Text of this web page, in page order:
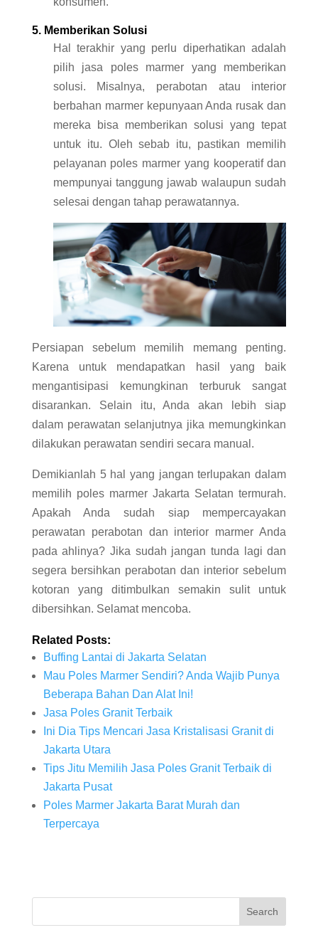
5. Memberikan Solusi
Hal terakhir yang perlu diperhatikan adalah
pilih jasa poles marmer yang memberikan
solusi. Misalnya, perabotan atau interior
berbahan marmer kepunyaan Anda rusak dan
mereka bisa memberikan solusi yang tepat
untuk itu. Oleh sebab itu, pastikan memilih
pelayanan poles marmer yang kooperatif dan
mempunyai tanggung jawab walaupun sudah
selesai dengan tahap perawatannya.
Persiapan sebelum memilih memang penting.
Karena untuk mendapatkan hasil yang baik
mengantisipasi kemungkinan terburuk sangat
disarankan. Selain itu, Anda akan lebih siap
dalam perawatan selanjutnya jika memungkinkan
dilakukan perawatan sendiri secara manual.
Demikianlah 5 hal yang jangan terlupakan dalam
memilih poles marmer Jakarta Selatan termurah.
Apakah Anda sudah siap mempercayakan
perawatan perabotan dan interior marmer Anda
pada ahlinya? Jika sudah jangan tunda lagi dan
segera bersihkan perabotan dan interior sebelum
kotoran yang ditimbulkan semakin sulit untuk
dibersihkan. Selamat mencoba.
Related Posts:
Buffing Lantai di Jakarta Selatan
Mau Poles Marmer Sendiri? Anda Wajib Punya
Beberapa Bahan Dan Alat Ini!
Jasa Poles Granit Terbaik
Ini Dia Tips Mencari Jasa Kristalisasi Granit di
Jakarta Utara
Tips Jitu Memilih Jasa Poles Granit Terbaik di
Jakarta Pusat
Poles Marmer Jakarta Barat Murah dan
Terpercaya